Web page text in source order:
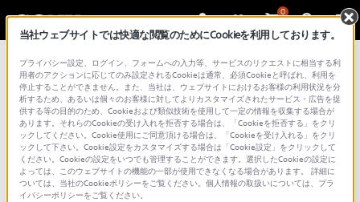
0
総合サポート・お問い合わせ
文書番号 : S1110278019456 / 最終更新日 : 2025/04/01
アナログビデオカメラを接続すること
は可能ですか？
当社ウェブサイトでは快適な閲覧のためにCookieを利用しております。
プライバシー設定、ログイン、フォームへの入力等、サービスのリクエストに相当する利
用者のアクションに応じてのみ設定されるCookieは通常、必須Cookieと呼ばれ、利用を
停止することができません。また、当社は、ウェブサイトにおけるお客様の利用状況を分
析するため、あるいは個々のお客様に対してよりカスタマイズされたサービス・広告を提
供する等の目的のため、Cookieおよび類似技術を使用して一定の情報を収集する場合が
あります。それらのCookieの受け入れを拒否する場合は、「Cookieを拒否する」をクリ
ックしてください。Cookie使用にご同意頂ける場合は、「Cookieを受け入れる」をクリ
ックして下さい。Cookie設定をカスタマイズする場合は「Cookie設定」をクリックして
ください。Cookieの設定をいつでも管理することができます。選択したCookieの設定に
よっては、このウェブサイトの機能の一部が使用できなくなる場合があります。 詳細に
ついては、当社のCookieポリシーをご覧ください。個人情報の取扱いについては、プラ
イバシーポリシーをご覧ください。